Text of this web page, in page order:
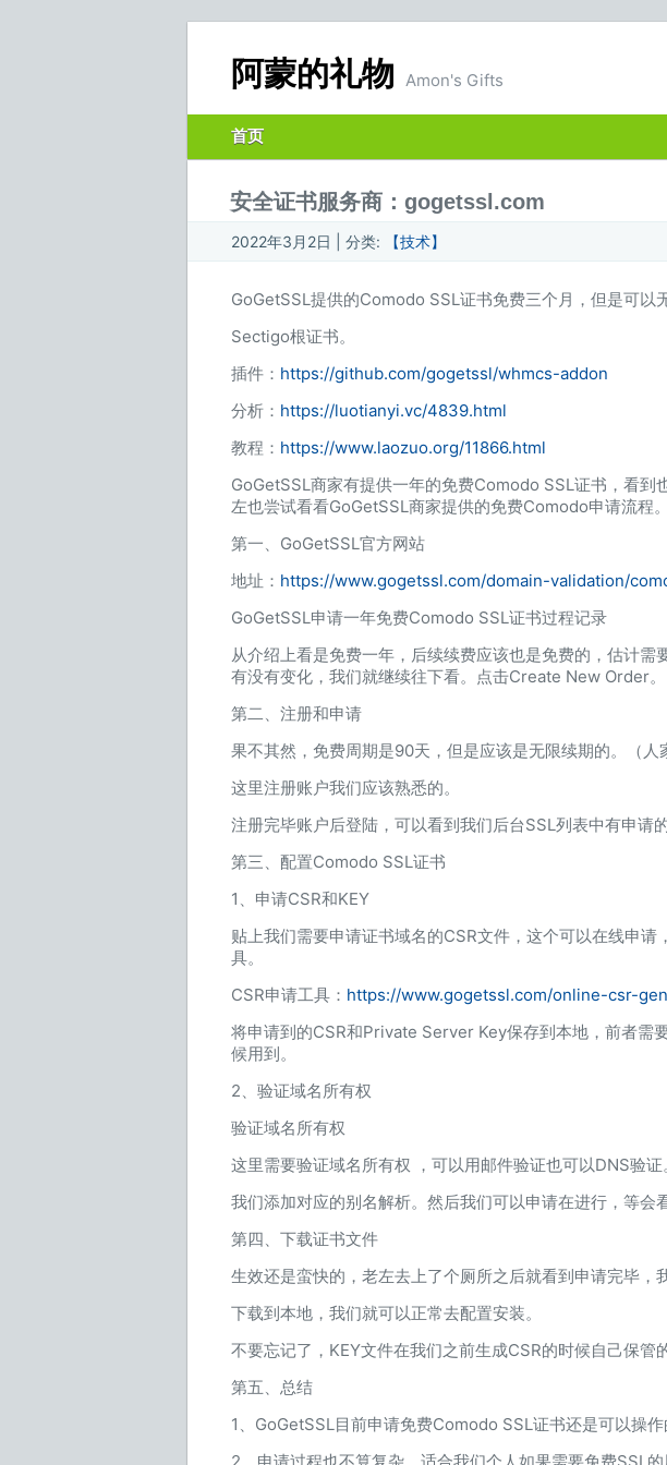
阿蒙的礼物 Amon's Gifts
首页
安全证书服务商：gogetssl.com
2022年3月2日 | 分类: 【技术】
GoGetSSL提供的Comodo SSL证书免费三个月，但是可以
Sectigo根证书。
插件： https://github.com/gogetssl/whmcs-addon
分析： https://luotianyi.vc/4839.html
教程： https://www.laozuo.org/11866.html
GoGetSSL商家有提供一年的免费Comodo SSL证书，看
左也尝试看看GoGetSSL商家提供的免费Comodo申请流程。
第一、GoGetSSL官方网站
地址： https://www.gogetssl.com/domain-validation/
GoGetSSL申请一年免费Comodo SSL证书过程记录
从介绍上看是免费一年，后续续费应该也是免费的，估计
有没有变化，我们就继续往下看。点击Create New Order。
第二、注册和申请
果不其然，免费周期是90天，但是应该是无限续期的。（人
这里注册账户我们应该熟悉的。
注册完毕账户后登陆，可以看到我们后台SSL列表中有申请
第三、配置Comodo SSL证书
1、申请CSR和KEY
贴上我们需要申请证书域名的CSR文件，这个可以在线申
具。
CSR申请工具： https://www.gogetssl.com/online-csr-
将申请到的CSR和Private Server Key保存到本地，前者需
候用到。
2、验证域名所有权
验证域名所有权
这里需要验证域名所有权 ，可以用邮件验证也可以DNS验
我们添加对应的别名解析。然后我们可以申请在进行，等会
第四、下载证书文件
生效还是蛮快的，老左去上了个厕所之后就看到申请完毕，
下载到本地，我们就可以正常去配置安装。
不要忘记了，KEY文件在我们之前生成CSR的时候自己保管
第五、总结
1、GoGetSSL目前申请免费Comodo SSL证书还是可以操